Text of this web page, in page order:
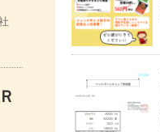
社